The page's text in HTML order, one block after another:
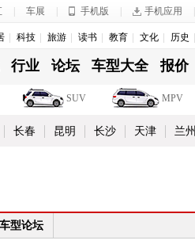
车展 手机版 手机应用
科技 旅游 读书 教育 文化 历史
行业 论坛 车型大全 报价
SUV MPV
长春 昆明 长沙 天津 兰州
车型论坛